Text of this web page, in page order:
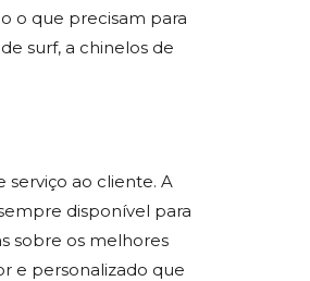
o que precisam para
surf, a chinelos de
serviço ao cliente. A
disponível para
sobre os melhores
e personalizado que